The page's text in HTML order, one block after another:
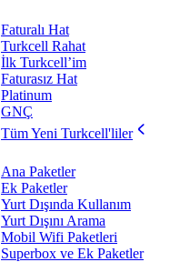
Faturalı Hat
Turkcell Rahat
İlk Turkcell’im
Faturasız Hat
Platinum
GNÇ
Tüm Yeni Turkcell'liler
Ana Paketler
Ek Paketler
Yurt Dışında Kullanım
Yurt Dışını Arama
Mobil Wifi Paketleri
Superbox ve Ek Paketler